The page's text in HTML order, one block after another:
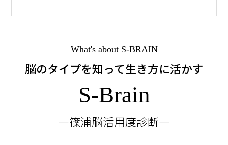
What's about S-BRAIN
脳のタイプを知って生き方に活かす
S-Brain
篠浦脳活用度診断